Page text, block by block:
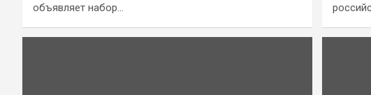
объявляет набор…